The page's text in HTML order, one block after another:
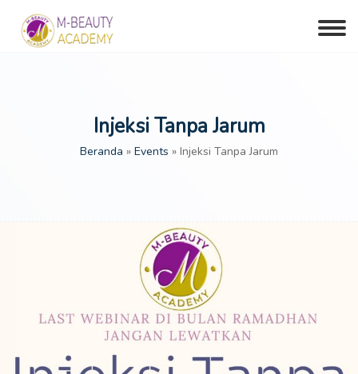
Injeksi Tanpa Jarum
Beranda » Events » Injeksi Tanpa Jarum